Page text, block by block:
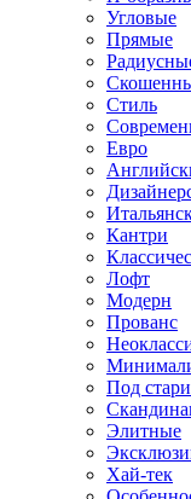
Угловые
Прямые
Стиль
Евро
Кантри
Лофт
Модерн
Прованс
Под
Элитные
Хай-тек